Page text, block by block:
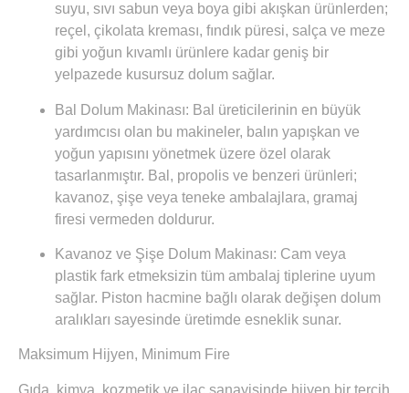
suyu, sıvı sabun veya boya gibi akışkan ürünlerden;
reçel, çikolata kreması, fındık püresi, salça ve meze
gibi yoğun kıvamlı ürünlere kadar geniş bir
yelpazede kusursuz dolum sağlar.
Bal Dolum Makinası: Bal üreticilerinin en büyük
yardımcısı olan bu makineler, balın yapışkan ve
yoğun yapısını yönetmek üzere özel olarak
tasarlanmıştır. Bal, propolis ve benzeri ürünleri;
kavanoz, şişe veya teneke ambalajlara, gramaj
firesi vermeden doldurur.
Kavanoz ve Şişe Dolum Makinası: Cam veya
plastik fark etmeksizin tüm ambalaj tiplerine uyum
sağlar. Piston hacmine bağlı olarak değişen dolum
aralıkları sayesinde üretimde esneklik sunar.
Maksimum Hijyen, Minimum Fire
Gıda, kimya, kozmetik ve ilaç sanayisinde hijyen bir tercih